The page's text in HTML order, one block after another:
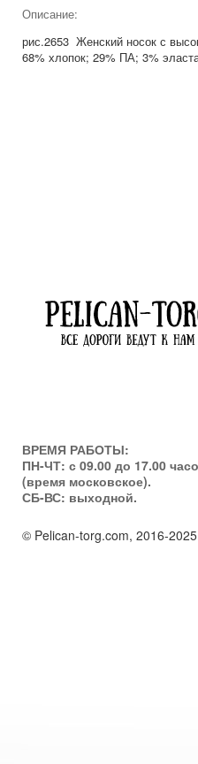
Описание:
рис.2653 Женский носок с
68% хлопок; 29% ПА; 3%
ВРЕМЯ РАБОТЫ:
ПН-ЧТ: с 09.00 до 17.00
(время московское).
СБ-ВС: выходной.
© Pelican-torg.com, 2016-2025